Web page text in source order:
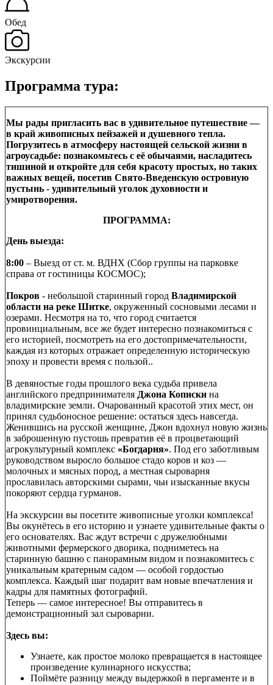
Обед
Экскурсии
Программа тура:
Мы рады пригласить вас в удивительное путешествие —
в край живописных пейзажей и душевного тепла.
Погрузитесь в атмосферу настоящей сельской жизни в
агроусадьбе: познакомьтесь с её обычаями, насладитесь
тишиной и откройте для себя красоту простых, но таких
важных вещей, посетив Свято‑Введенскую островную
пустынь - удивительный уголок духовности и
умиротворения.
ПРОГРАММА:
День выезда:
8:00 – Выезд от ст. м. ВДНХ (Сбор группы на парковке
справа от гостиницы КОСМОС);
Покров - небольшой старинный город Владимирской
области на реке Шитке, окруженный сосновыми лесами и
озерами. Несмотря на то, что город считается
провинциальным, все же будет интересно познакомиться с
его историей, посмотреть на его достопримечательности,
каждая из которых отражает определенную историческую
эпоху и провести время с пользой..
В девяностые годы прошлого века судьба привела
английского предпринимателя Джона Кописки на
владимирские земли. Очарованный красотой этих мест, он
принял судьбоносное решение: остаться здесь навсегда.
Женившись на русской женщине, Джон вдохнул новую жизнь
в заброшенную пустошь превратив её в процветающий
агрокультурный комплекс «Богдарня». Под его заботливым
руководством выросло большое стадо коров и коз —
молочных и мясных пород, а местная сыроварня
прославилась авторскими сырами, чьи изысканные вкусы
покоряют сердца гурманов.
На экскурсии вы посетите живописные уголки комплекса!
Вы окунётесь в его историю и узнаете удивительные факты о
его основателях. Вас ждут встречи с дружелюбными
животными фермерского дворика, подниметесь на
старинную башню с панорамным видом и познакомитесь с
уникальным кратерным садом — особой гордостью
комплекса. Каждый шаг подарит вам новые впечатления и
кадры для памятных фотографий.
Теперь — самое интересное! Вы отправитесь в
демонстрационный зал сыроварни.
Здесь вы:
Узнаете, как простое молоко превращается в настоящее
произведение кулинарного искусства;
Поймёте разницу между выдержкой в пергаменте и в